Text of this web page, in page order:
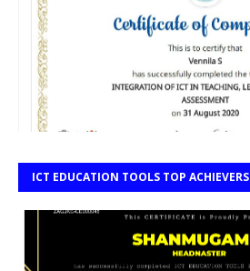
ICT EDUCATION TOOLS TOP ACHIEVERS